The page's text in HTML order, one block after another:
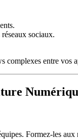
sociaux.
complexes entre vos
Formez-les